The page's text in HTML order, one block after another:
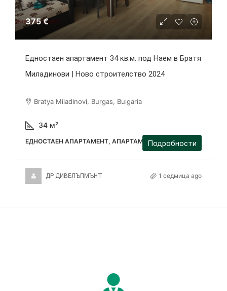
375 €
Едностаен апартамент 34 кв.м. под Наем в Братя
Миладинови | Ново строителство 2024
Bratya Miladinovi, Burgas, Bulgaria
34 м²
ЕДНОСТАЕН АПАРТАМЕНТ, АПАРТАМЕНТПодробности
ДР ДИВЕЛЪПМЪНТ 1 седмица ago